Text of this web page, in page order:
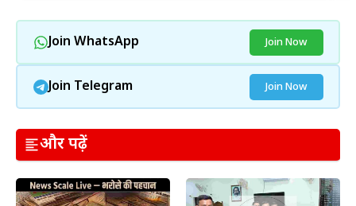
Join WhatsApp Join Now
Join Telegram Join Now
और पढ़ें